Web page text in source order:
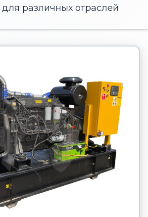
различных отраслей